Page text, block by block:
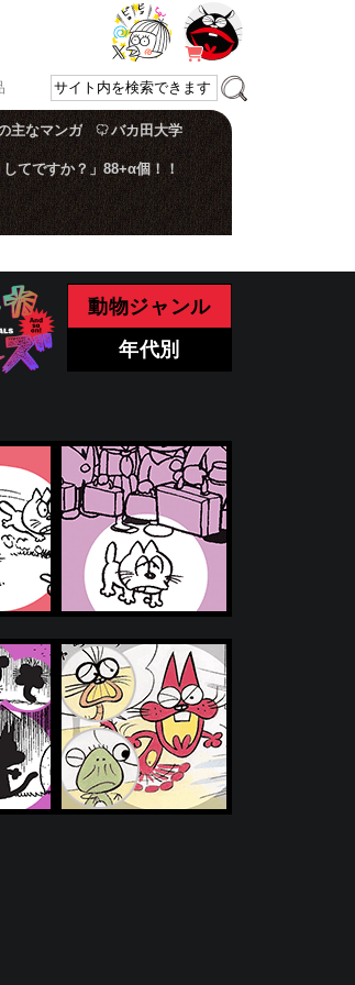
主なマンガ バカ田大学
てですか？」88+α個！！
動物ジャンル
年代別